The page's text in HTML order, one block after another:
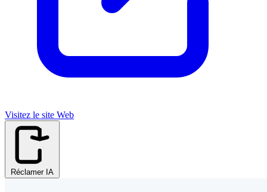
Visitez le site Web
Réclamer IA